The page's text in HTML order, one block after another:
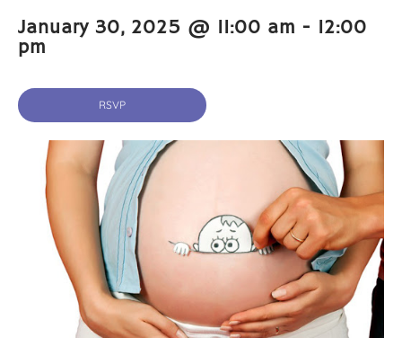
January 30, 2025 @ 11:00 am - 12:00
pm
RSVP